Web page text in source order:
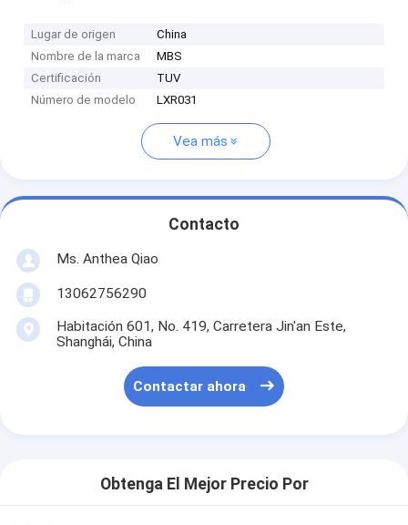
Lugar de origen
China
Nombre de la marca
MBS
Certificación
TUV
Número de modelo
LXR031
Vea más
Contacto
Ms. Anthea Qiao
13062756290
Habitación 601, No. 419, Carretera Jin'an Este,
Shanghái, China
Contactar ahora
Obtenga El Mejor Precio Por